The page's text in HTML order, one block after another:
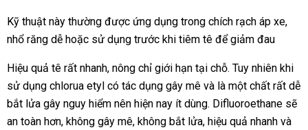
Kỹ thuật này thường được ứng dụng trong chích rạch áp xe,
nhổ răng dễ hoặc sử dụng trước khi tiêm tê để giảm đau
Hiệu quả tê rất nhanh, nông chỉ giới hạn tại chỗ. Tuy nhiên khi
sử dụng chlorua etyl có tác dụng gây mê và là một chất rất dễ
bắt lửa gây nguy hiểm nên hiện nay ít dùng. Difluoroethane sẽ
an toàn hơn, không gây mê, không bắt lửa, hiệu quả nhanh và